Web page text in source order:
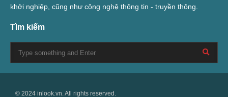
khởi nghiệp, cũng như công nghệ thông tin - truyền thông.
Tìm kiếm
© 2024 inlook.vn. All rights reserved.